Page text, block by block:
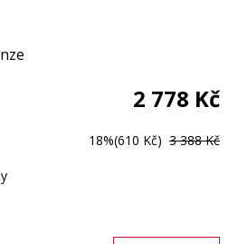
2 778 Kč
18%(610 Kč) 3 388 Kč